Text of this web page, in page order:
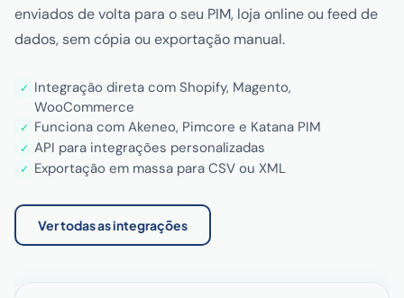
enviados de volta para o seu PIM, loja online ou feed de
dados, sem cópia ou exportação manual.
✓ Integração direta com Shopify, Magento,
WooCommerce
✓ Funciona com Akeneo, Pimcore e Katana PIM
✓ API para integrações personalizadas
✓ Exportação em massa para CSV ou XML
Ver todas as integrações